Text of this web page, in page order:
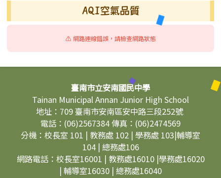
AQI空氣品質
⚠️ 網路連線錯誤，請檢查網路狀態
頁尾區域內容臺南市立安南國民中學
Tainan Municipal Annan Junior High School
地址：709 臺南市安南區安中路三段252號
電話：(06)2567384 傳真：(06)2474569
分機：校長室 101 | 教務處 102 | 學務處 103|輔導室
104 | 總務處106
網路電話：校長室16001 | 教務處16010 |學務處16020
| 輔導室16030 | 總務處16040